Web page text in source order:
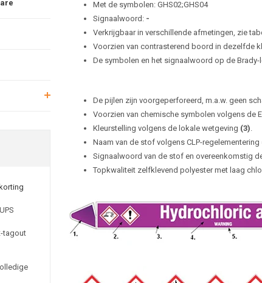
tagout
Met de symbolen: GHS02;GHS04
Signaalwoord:-
Verkrijgbaar in verschillende afmetingen, zie
Voorzien van contrasterend boord in dezelfde
De symbolen en het signaalwoord op de
De pijlen zijn voorgeperforeerd, m.a.w. geen
Voorzien van chemische symbolen volgens de
Kleurstelling volgens de lokale wetgeving (3)
Naam van de stof volgens CLP-regelementering
Signaalwoord van de stof en overeenkomstig
Topkwaliteit zelfklevend polyester met laag